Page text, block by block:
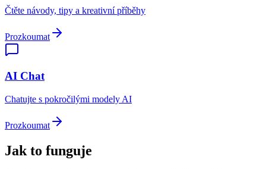
Čtěte návody, tipy a kreativní příběhy
Prozkoumat
AI Chat
Chatujte s pokročilými modely AI
Prozkoumat
Jak to funguje